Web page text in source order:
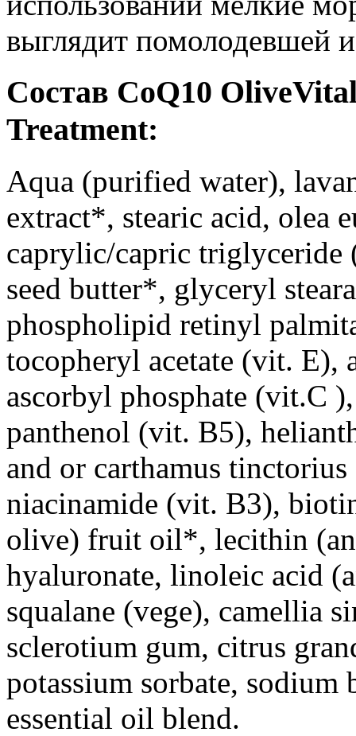
выглядит помолодевшей
Состав CoQ10
Treatment:
Aqua (purified water),
extract*, stearic acid, olea
caprylic/capric triglyceride
seed butter*, glyceryl
phospholipid retinyl
tocopheryl acetate (vit.
ascorbyl phosphate (vit.C
panthenol (vit. B5),
and or carthamus
niacinamide (vit. B3),
olive) fruit oil*, lecithin
hyaluronate, linoleic acid
squalane (vege), camellia
sclerotium gum, citrus
potassium sorbate, sodium
essential oil blend.